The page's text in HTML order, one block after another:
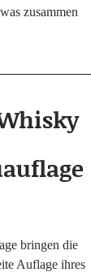
zusam­men
brin­gen die
Auf­la­ge ihres